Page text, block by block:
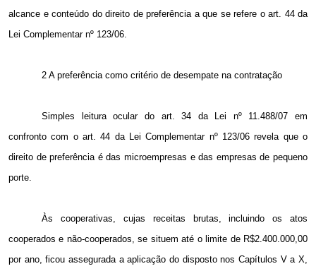
alcance e conteúdo do direito de preferência a que se refere o art. 44 da
Lei Complementar nº 123/06.
2 Apreferência como critério de desempate na contratação
Simples leitura ocular do art. 34 da Lei nº 11.488/07 em
confronto com o art. 44 da Lei Complementar nº 123/06 revela que o
direito de preferência é das microempresas e das empresas de pequeno
porte.
Às cooperativas, cujas receitas brutas, incluindo os atos
cooperados e não-cooperados, se situem até o limite de R$2.400.000,00
por ano, ficou assegurada a aplicação do disposto nos Capítulos V a X,